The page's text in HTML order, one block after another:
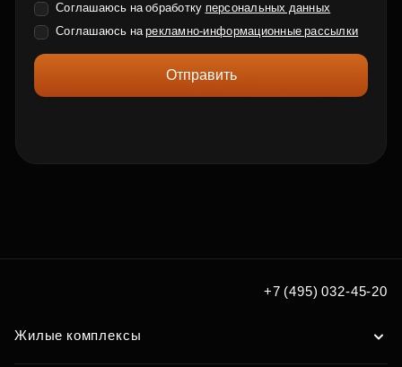
Соглашаюсь на обработку персональных данных
Соглашаюсь нарекламно-информационные рассылки
Отправить
+7 (495) 032-45-20
Жилые комплексы